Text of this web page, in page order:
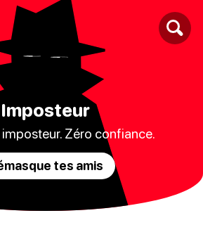
Imposteur
Zéro confiance.
tes amis